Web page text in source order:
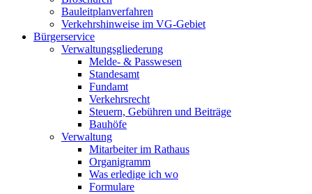
Bauleitplanverfahren
Verkehrshinweise im VG-Gebiet
Bürgerservice
Verwaltungsgliederung
Melde- & Passwesen
Standesamt
Fundamt
Verkehrsrecht
Steuern, Gebühren und Beiträge
Bauhöfe
Verwaltung
Mitarbeiter im Rathaus
Organigramm
Was erledige ich wo
Formulare